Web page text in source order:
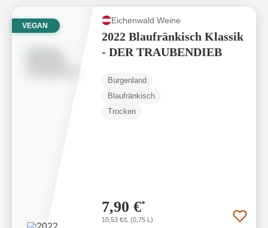
VEGAN
Eichenwald Weine
2022 Blaufränkisch Klassik
- DER TRAUBENDIEB
Burgenland
Blaufränkisch
Trocken
7,90 €*
10,53 €/L (0,75 L)